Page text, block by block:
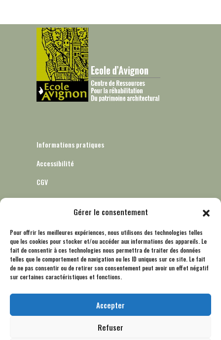
Gérer le consentement
Pour offrir les meilleures expériences, nous utilisons des technologies telles
que les cookies pour stocker et/ou accéder aux informations des appareils. Le
fait de consentir à ces technologies nous permettra de traiter des données
telles que le comportement de navigation ou les ID uniques sur ce site. Le fait
de ne pas consentir ou de retirer son consentement peut avoir un effet négatif
sur certaines caractéristiques et fonctions.
Accepter
Refuser
Informations pratiques
Accessibilité
CGV
Mentions légales
Politique de cookies (UE)
S'inscrire à la newsletter